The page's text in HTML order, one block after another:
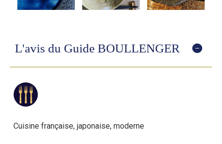
L'avis du Guide BOULLENGER
Cuisine française, japonaise, moderne